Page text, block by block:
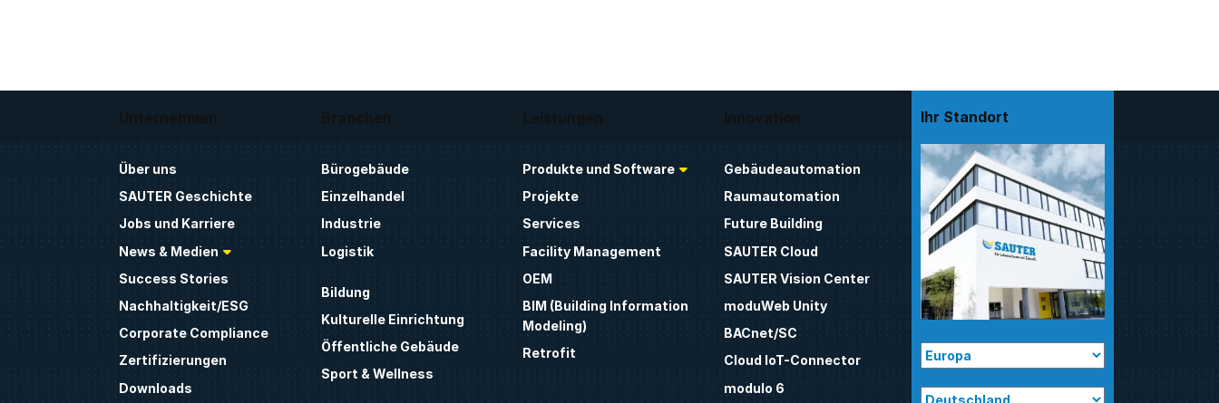
Unternehmen
Über uns
SAUTER Geschichte
Jobs und Karriere
News & Medien
Success Stories
Nachhaltigkeit/ESG
Corporate Compliance
Zertifizierungen
Downloads
Branchen
Bürogebäude
Einzelhandel
Industrie
Logistik
Bildung
Kulturelle Einrichtung
Öffentliche Gebäude
Sport & Wellness
Leistungen
Produkte und Software
Projekte
Services
Facility Management
OEM
BIM (Building Information
Modeling)
Retrofit
Innovation
Gebäudeautomation
Raumautomation
Future Building
SAUTER Cloud
SAUTER Vision Center
moduWeb Unity
BACnet/SC
Cloud IoT-Connector
modulo 6
Ihr Standort